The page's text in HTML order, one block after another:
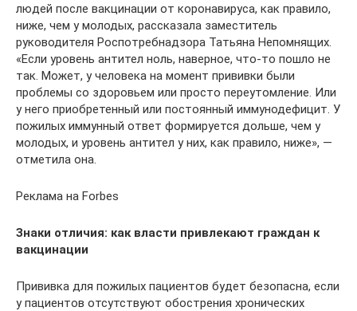
людей после вакцинации от коронавируса, как правило,
ниже, чем у молодых, рассказала заместитель
руководителя Роспотребнадзора Татьяна Непомнящих.
«Если уровень антител ноль, наверное, что-то пошло не
так. Может, у человека на момент прививки были
проблемы со здоровьем или просто переутомление. Или
у него приобретенный или постоянный иммунодефицит. У
пожилых иммунный ответ формируется дольше, чем у
молодых, и уровень антител у них, как правило, ниже», —
отметила она.
Реклама на Forbes
Знаки отличия: как власти привлекают граждан к
вакцинации
Прививка для пожилых пациентов будет безопасна, если
у пациентов отсутствуют обострения хронических